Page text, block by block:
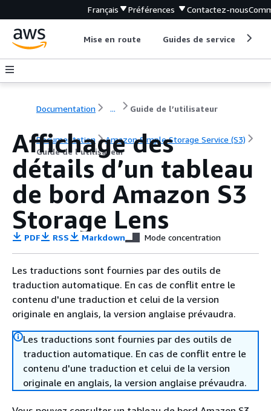
Français Préférences Contactez-nous
Mise en route Guides de service
Documentation ... Guide de l’utilisateur
Documentation
Amazon Simple Storage Service (S3)
Guide de l’utilisateur
Affichage des
détails d’un tableau
de bord Amazon S3
Storage Lens
PDF RSS Markdown Mode concentration
Les traductions sont fournies par des outils de
traduction automatique. En cas de conflit entre le
contenu d'une traduction et celui de la version
originale en anglais, la version anglaise prévaudra.
Les traductions sont fournies par des outils de
traduction automatique. En cas de conflit entre le
contenu d'une traduction et celui de la version
originale en anglais, la version anglaise prévaudra.